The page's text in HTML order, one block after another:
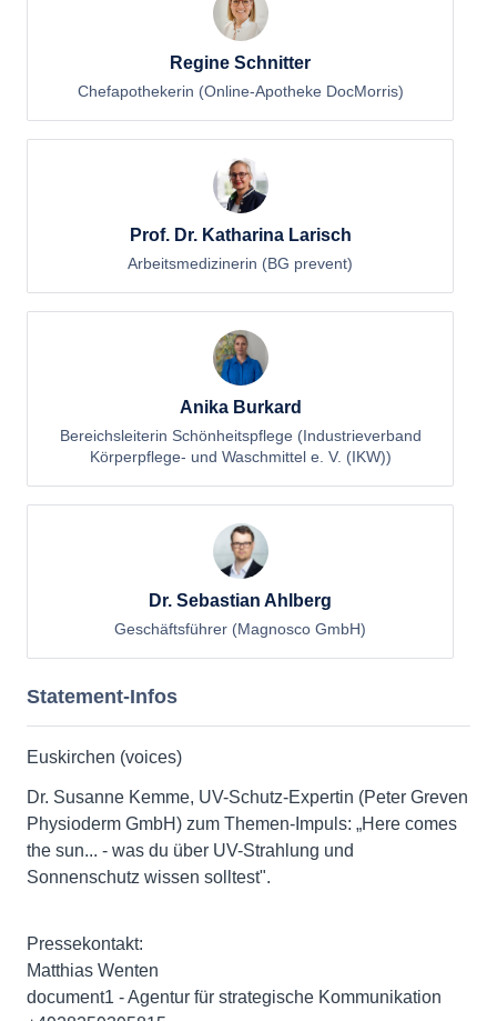
Regine Schnitter
Chefapothekerin (Online-Apotheke DocMorris)
Prof. Dr. Katharina Larisch
Arbeitsmedizinerin (BG prevent)
Anika Burkard
Bereichsleiterin Schönheitspflege (Industrieverband
Körperpflege- und Waschmittel e. V. (IKW))
Dr. Sebastian Ahlberg
Geschäftsführer (Magnosco GmbH)
Statement-Infos
Euskirchen (voices)
Dr. Susanne Kemme, UV-Schutz-Expertin (Peter Greven
Physioderm GmbH) zum Themen-Impuls: „Here comes
the sun... - was du über UV-Strahlung und
Sonnenschutz wissen solltest".
Pressekontakt:
Matthias Wenten
document1 - Agentur für strategische Kommunikation